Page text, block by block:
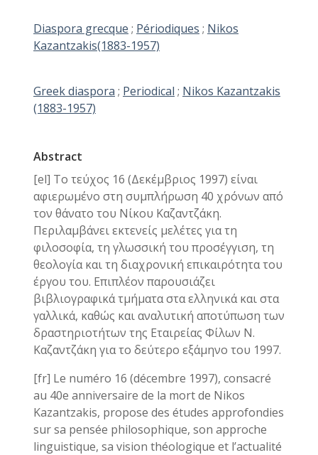
Diaspora grecque ; Périodiques ; Nikos
Kazantzakis(1883-1957)
Greek diaspora ; Periodical ; Nikos Kazantzakis
(1883-1957)
Abstract
[el] Το τεύχος 16 (Δεκέμβριος 1997) είναι
αφιερωμένο στη συμπλήρωση 40 χρόνων από
τον θάνατο του Νίκου Καζαντζάκη.
Περιλαμβάνει εκτενείς μελέτες για τη
φιλοσοφία, τη γλωσσική του προσέγγιση, τη
θεολογία και τη διαχρονική επικαιρότητα του
έργου του. Επιπλέον παρουσιάζει
βιβλιογραφικά τμήματα στα ελληνικά και στα
γαλλικά, καθώς και αναλυτική αποτύπωση των
δραστηριοτήτων της Εταιρείας Φίλων Ν.
Καζαντζάκη για το δεύτερο εξάμηνο του 1997.
[fr] Le numéro 16 (décembre 1997), consacré
au 40e anniversaire de la mort de Nikos
Kazantzakis, propose des études approfondies
sur sa pensée philosophique, son approche
linguistique, sa vision théologique et l’actualité